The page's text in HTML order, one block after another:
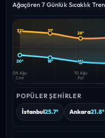
Yüksek Düşük
32°
20°
31°
18°
28°
16°
08 Ağu
Cmt
10 Ağu
Pzt
POPÜLER ŞEHIRLER
İstanbul25.7° Ankara21.8°